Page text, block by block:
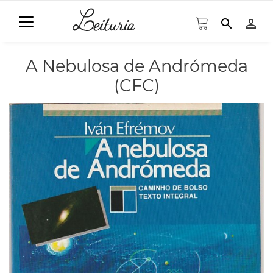
search person_outline
A Nebulosa de Andrómeda
(CFC)